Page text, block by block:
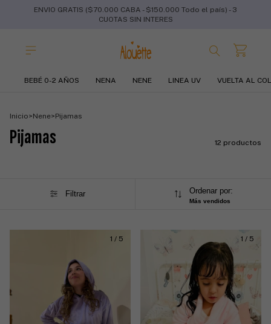
ENVIO GRATIS ($70.000 CABA - $150.000 Todo el país) - 3
CUOTAS SIN INTERES
BEBÉ 0-2 AÑOS NENA NENE LINEA UV VUELTA AL
Inicio>Nene>Pijamas
Pijamas 12 productos
Filtrar Ordenar por:
Más vendidos
1 / 5 1 / 5